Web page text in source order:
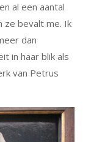
al een aantal
ze bevalt me. Ik
dan
in haar blik als
van Petrus